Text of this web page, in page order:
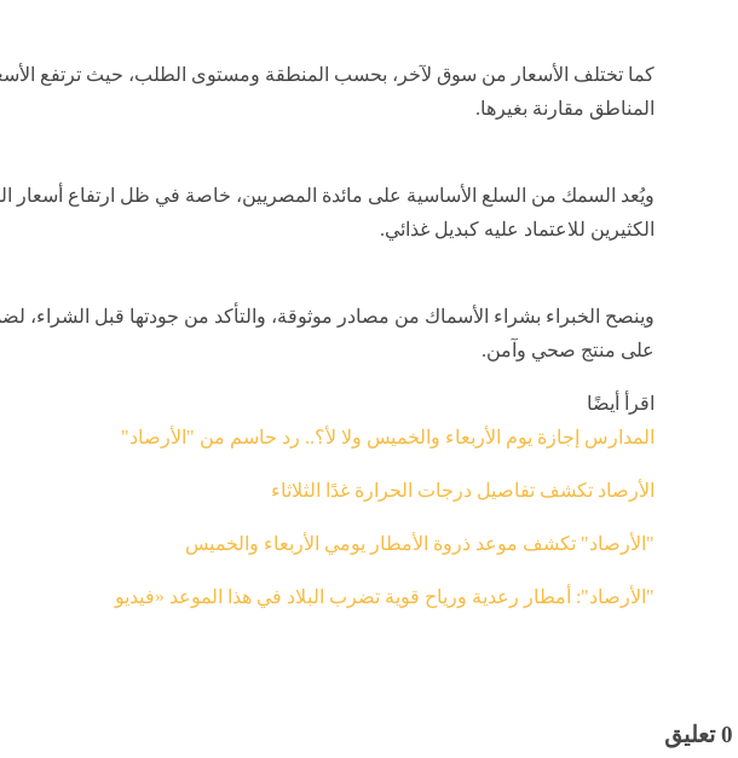
كما تختلف الأسعار من سوق لآخر، بحسب المنطقة ومستوى الطلب، حيث ترتفع
المناطق مقارنة بغيرها.
ويُعد السمك من السلع الأساسية على مائدة المصريين، خاصة في ظل ارتفاع أسعار
الكثيرين للاعتماد عليه كبديل غذائي.
وينصح الخبراء بشراء الأسماك من مصادر موثوقة، والتأكد من جودتها قبل الشراء،
على منتج صحي وآمن.
اقرأ أيضًا
المدارس إجازة يوم الأربعاء والخميس ولا لأ؟.. رد حاسم من "الأرصاد"
الأرصاد تكشف تفاصيل درجات الحرارة غدًا الثلاثاء
"الأرصاد" تكشف موعد ذروة الأمطار يومي الأربعاء والخميس
"الأرصاد": أمطار رعدية ورياح قوية تضرب البلاد في هذا الموعد «فيديو
0 تعليق